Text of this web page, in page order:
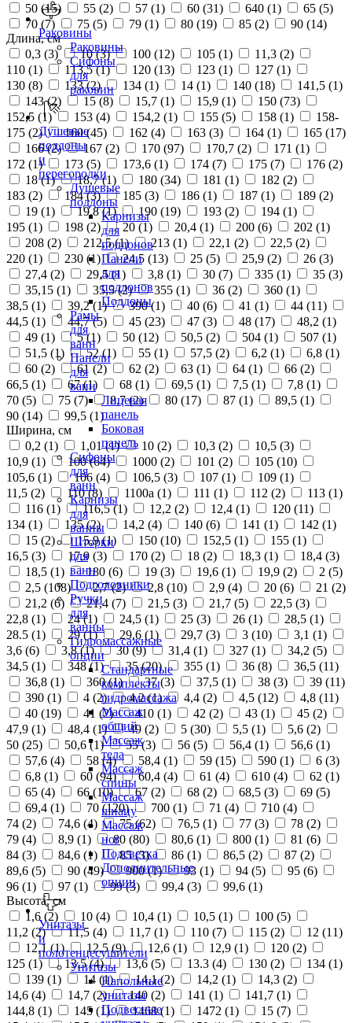
Раковины
Раковины
Сифоны
для
раковин
Душевые
поддоны
и
перегородки
Душевые
поддоны
Карнизы
для
поддонов
Панели
для
поддонов
Поддоны
Рамы
для
ванн
Панели
для
ванн
Лицевая
панель
Боковая
панель
Сифоны
для
ванн
Карнизы
для
ванны
Шторки
для
ванн
Подголовники
Ручки
для
ванны
Гидромассажные
опции
Стандартные
комплекты
гидромассажа
Массаж
общий
Массаж
тела
Массаж
спины
Массаж
шиацу
Массаж
ног
Подсветка
Дополнительные
опции
Унитазы
и
полотенцесушители
Унитазы
Напольные
унитазы
Подвесные
50 (15) 55 (2) 57 (1) 60 (31) 640 (1) 65 (5)
70 (7) 75 (5) 79 (1) 80 (19) 85 (2) 90 (14)
Длина, см
0,3 (3) 10 (3) 100 (12) 105 (1) 11,3 (2)
110 (1) 113,5 (1) 120 (13) 123 (1) 127 (1)
130 (8) 133 (2) 134 (1) 14 (1) 140 (18) 141,5 (1)
143 (2) 15 (8) 15,7 (1) 15,9 (1) 150 (73)
152,5 (1) 153 (4) 154,2 (1) 155 (5) 158 (1)
158-
175 (2) 160 (45) 162 (4) 163 (3) 164 (1) 165 (17)
166 (2) 167 (2) 170 (97) 170,7 (2) 171 (1)
172 (1) 173 (5) 173,6 (1) 174 (7) 175 (7) 176 (2)
18 (1) 18,7 (1) 180 (34) 181 (1) 182 (2)
183 (2) 184 (3) 185 (3) 186 (1) 187 (1) 189 (2)
19 (1) 19,8 (1) 190 (19) 193 (2) 194 (1)
195 (1) 198 (2) 20 (1) 20,4 (1) 200 (6) 202 (1)
208 (2) 212,5 (1) 213 (1) 22,1 (2) 22,5 (2)
220 (1) 230 (1) 24,5 (13) 25 (5) 25,9 (2) 26 (3)
27,4 (2) 29,5 (1) 3,8 (1) 30 (7) 335 (1) 35 (3)
35,15 (1) 35,5 (2) 355 (1) 36 (2) 360 (1)
38,5 (1) 39,2 (1) 390 (1) 40 (6) 41 (1) 44 (11)
44,5 (1) 44,7 (5) 45 (23) 47 (3) 48 (17) 48,2 (1)
49 (1) 5 (1) 50 (12) 50,5 (2) 504 (1) 507 (1)
51,5 (1) 52 (1) 55 (1) 57,5 (2) 6,2 (1) 6,8 (1)
60 (2) 61 (2) 62 (2) 63 (1) 64 (1) 66 (2)
66,5 (1) 67 (1) 68 (1) 69,5 (1) 7,5 (1) 7,8 (1)
70 (5) 75 (7) 8,7 (2) 80 (17) 87 (1) 89,5 (1)
90 (14) 99,5 (1)
Ширина, см
0,2 (1) 1,01 (1) 10 (2) 10,3 (2) 10,5 (3)
10,9 (1) 100 (64) 1000 (2) 101 (2) 105 (10)
105,6 (1) 106 (4) 106,5 (3) 107 (1) 109 (1)
11,5 (2) 110 (8) 1100а (1) 111 (1) 112 (2) 113 (1)
116 (1) 116,5 (1) 12,2 (2) 12,4 (1) 120 (11)
134 (1) 135 (2) 14,2 (4) 140 (6) 141 (1) 142 (1)
15 (2) 15,9 (1) 150 (10) 152,5 (1) 155 (1)
16,5 (3) 17,9 (3) 170 (2) 18 (2) 18,3 (1) 18,4 (3)
18,5 (1) 180 (6) 19 (3) 19,6 (1) 19,9 (2) 2 (5)
2,5 (108) 2,7 (2) 2,8 (10) 2,9 (4) 20 (6) 21 (2)
21,2 (6) 21,4 (7) 21,5 (3) 21,7 (5) 22,5 (3)
22,8 (1) 24 (1) 24,5 (1) 25 (3) 26 (1) 28,5 (1)
28.5 (1) 29 (1) 29,6 (1) 29,7 (3) 3 (10) 3,1 (1)
3,6 (6) 3,8 (1) 30 (9) 31,4 (1) 327 (1) 34,2 (5)
34,5 (1) 348 (1) 35 (20) 355 (1) 36 (8) 36,5 (11)
36,8 (1) 360 (1) 37 (3) 37,5 (1) 38 (3) 39 (11)
390 (1) 4 (2) 4,2 (1) 4,4 (2) 4,5 (12) 4,8 (11)
40 (19) 41 (2) 410 (1) 42 (2) 43 (1) 45 (2)
47,9 (1) 48,4 (1) 49 (2) 5 (30) 5,5 (1) 5,6 (2)
50 (25) 50,6 (1) 55 (3) 56 (5) 56,4 (1) 56,6 (1)
57,6 (4) 58 (4) 58,4 (1) 59 (15) 590 (1) 6 (3)
6,8 (1) 60 (94) 60,4 (4) 61 (4) 610 (4) 62 (1)
65 (4) 66 (10) 67 (2) 68 (2) 68,5 (3) 69 (5)
69,4 (1) 70 (120) 700 (1) 71 (4) 710 (4)
74 (2) 74,6 (4) 75 (62) 76,5 (1) 77 (3) 78 (2)
79 (4) 8,9 (1) 80 (80) 80,6 (1) 800 (1) 81 (6)
84 (3) 84,6 (1) 85 (3) 86 (1) 86,5 (2) 87 (2)
89,6 (5) 90 (49) 900 (1) 93 (1) 94 (5) 95 (6)
96 (1) 97 (1) 99 (3) 99,4 (3) 99,6 (1)
Высота, см
1,6 (2) 10 (4) 10,4 (1) 10,5 (1) 100 (5)
11,2 (2) 11,5 (4) 11,7 (1) 110 (7) 115 (2) 12 (11)
12,1 (1) 12,5 (9) 12,6 (1) 12,9 (1) 120 (2)
125 (1) 13,5 (4) 13,6 (5) 13.3 (4) 130 (2) 134 (1)
139 (1) 14 (1) 14,1 (2) 14,2 (1) 14,3 (2)
14,6 (4) 14,7 (2) 140 (2) 141 (1) 141,7 (1)
144,8 (1) 145 (1) 1468 (1) 1472 (1) 15 (7)